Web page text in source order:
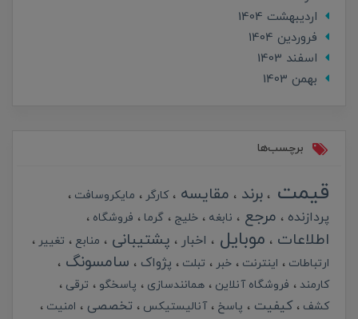
ارديبهشت 1404
فروردین 1404
اسفند 1403
بهمن 1403
برچسب‌ها
قیمت برند مقایسه کارگر مایکروسافت
پردازنده مرجع نابغه خلیج گرما فروشگاه
اطلاعات موبایل اخبار پشتیبانی منابع
تغییر
ارتباطات
اینترنت خبر تبلت پژواک سامسونگ
کارمند فروشگاه آنلاین همانندسازی پاسخگو
ترقی
کشف
کیفیت پاسخ آنالیستیکس تخصصی
امنیت